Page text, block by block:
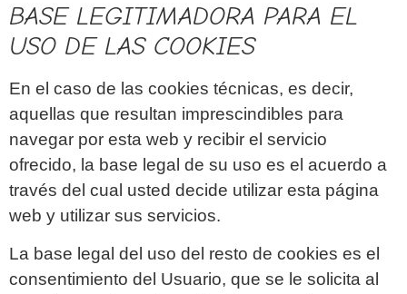
BASE LEGITIMADORA PARA EL
USO DE LAS COOKIES
En el caso de las cookies técnicas, es decir,
aquellas que resultan imprescindibles para
navegar por esta web y recibir el servicio
ofrecido, la base legal de su uso es el acuerdo a
través del cual usted decide utilizar esta página
web y utilizar sus servicios.
La base legal del uso del resto de cookies es el
consentimiento del Usuario, que se le solicita al